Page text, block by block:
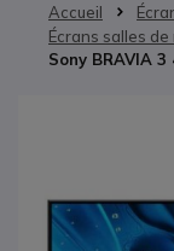
Accueil
Écrans salles de
Sony BRAVIA 3